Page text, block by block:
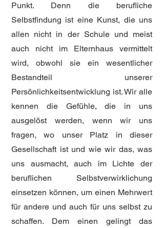
Punkt. Denn die berufliche
Selbstfindung ist eine Kunst, die uns
allen nicht in der Schule und meist
auch nicht im Elternhaus vermittelt
wird, obwohl sie ein wesentlicher
Bestandteil unserer
Persönlichkeitsentwicklung ist. Wir alle
kennen die Gefühle, die in uns
ausgelöst werden, wenn wir uns
fragen, wo unser Platz in dieser
Gesellschaft ist und wie wir das, was
uns ausmacht, auch im Lichte der
beruflichen Selbstverwirklichung
einsetzen können, um einen Mehrwert
für andere und auch für uns selbst zu
schaffen. Dem einen gelingt das